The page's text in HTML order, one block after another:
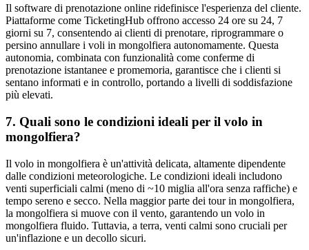
Il software di prenotazione online ridefinisce l'esperienza del cliente.
Piattaforme come TicketingHub offrono accesso 24 ore su 24, 7
giorni su 7, consentendo ai clienti di prenotare, riprogrammare o
persino annullare i voli in mongolfiera autonomamente. Questa
autonomia, combinata con funzionalità come conferme di
prenotazione istantanee e promemoria, garantisce che i clienti si
sentano informati e in controllo, portando a livelli di soddisfazione
più elevati.
7. Quali sono le condizioni ideali per il volo in
mongolfiera?
Il volo in mongolfiera è un'attività delicata, altamente dipendente
dalle condizioni meteorologiche. Le condizioni ideali includono
venti superficiali calmi (meno di ~10 miglia all'ora senza raffiche) e
tempo sereno e secco. Nella maggior parte dei tour in mongolfiera,
la mongolfiera si muove con il vento, garantendo un volo in
mongolfiera fluido. Tuttavia, a terra, venti calmi sono cruciali per
un'inflazione e un decollo sicuri.